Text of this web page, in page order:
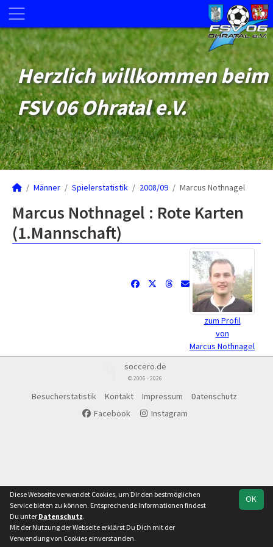
Herzlich willkommen beim
FSV 06 Ohratal e.V.
Männer Spielerstatistik 2008/09 Marcus Nothnagel
Marcus Nothnagel : Rote Karten
(1.Mannschaft)
zum Profil
von
Marcus Nothnagel
soccero.de
© 2006 - 2026
Besucherstatistik Kontakt Impressum
Datenschutz
Facebook
Instagram
OK
Diese Webseite verwendet Cookies, um Dir den bestmöglichen
Service bieten zu können. Entsprechende Informationen findest
Du unter Datenschutz.
Mit der Nutzung der Webseite erklärst Du Dich mit der
Verwendung von Cookies einverstanden.